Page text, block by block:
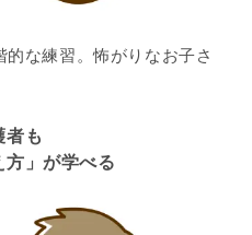
な練習。怖がりなお子さ
者も
方」が学べる